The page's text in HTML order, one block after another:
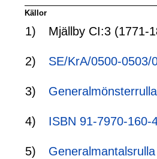
Källor
1) Mjällby CI:3 (1771-
2) SE/KrA/0500-0503/
3)
4) ISBN 91-7970-160-
5)